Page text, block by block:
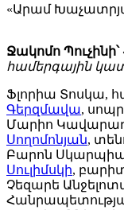
«Արամ
Ջակոմո
համերգային
Ֆլորիա Տոսկա,
Գերզմավա,
Մարիո
Սողոմոնյան,
Բարոն
Սուլիմսկի,
Չեզարե